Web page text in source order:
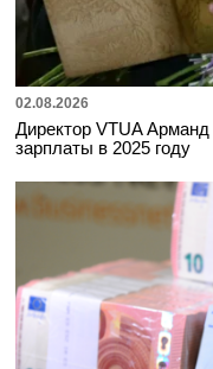
02.08.2026
Директор VTUA
зарплаты в 2025 году